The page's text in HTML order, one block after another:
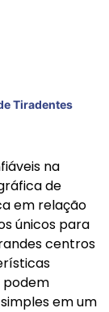
Tiradentes
na
de
em relação
únicos para
centros
podem
em um